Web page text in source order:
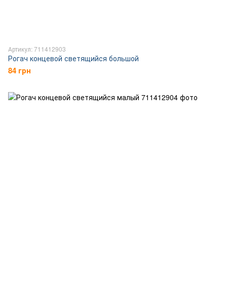
Артикул: 711412903
Рогач концевой светящийся большой
84 грн